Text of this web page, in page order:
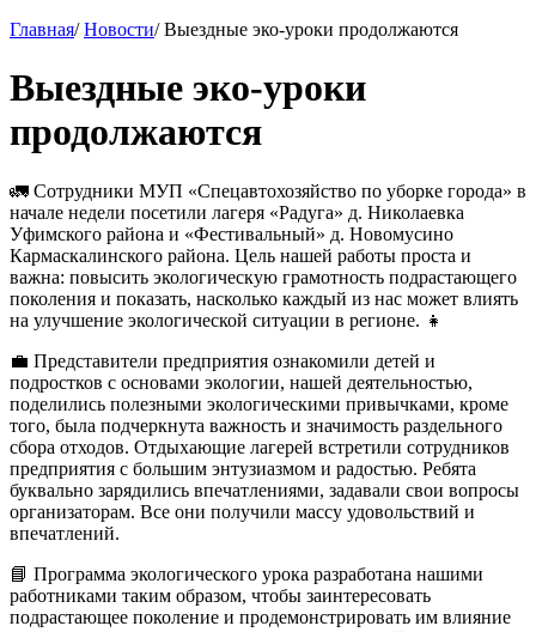
Главная/ Новости/ Выездные эко-уроки продолжаются
Выездные эко-уроки
продолжаются
🚛 Сотрудники МУП «Спецавтохозяйство по уборке города» в
начале недели посетили лагеря «Радуга» д. Николаевка
Уфимского района и «Фестивальный» д. Новомусино
Кармаскалинского района. Цель нашей работы проста и
важна: повысить экологическую грамотность подрастающего
поколения и показать, насколько каждый из нас может влиять
на улучшение экологической ситуации в регионе. 👧
💼 Представители предприятия ознакомили детей и
подростков с основами экологии, нашей деятельностью,
поделились полезными экологическими привычками, кроме
того, была подчеркнута важность и значимость раздельного
сбора отходов. Отдыхающие лагерей встретили сотрудников
предприятия с большим энтузиазмом и радостью. Ребята
буквально зарядились впечатлениями, задавали свои вопросы
организаторам. Все они получили массу удовольствий и
впечатлений.
📘 Программа экологического урока разработана нашими
работниками таким образом, чтобы заинтересовать
подрастающее поколение и продемонстрировать им влияние